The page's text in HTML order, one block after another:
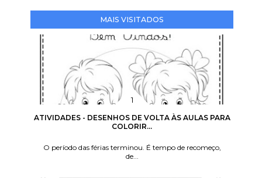
MAIS VISITADOS
ATIVIDADES - DESENHOS DE VOLTA ÀS AULAS PARA
COLORIR...
O período das férias terminou. É tempo de recomeço,
de...